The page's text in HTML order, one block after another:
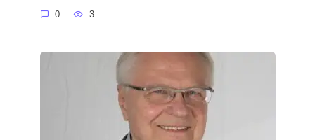
0 3